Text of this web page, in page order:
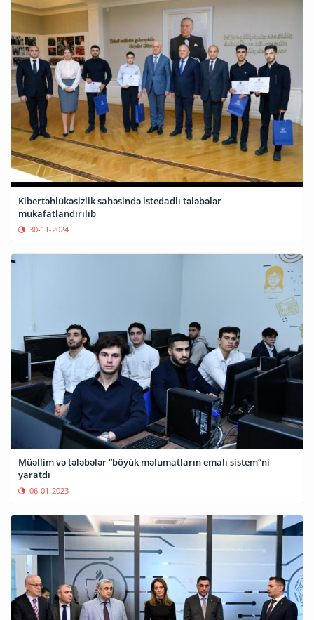
Kibertəhlükəsizlik sahəsində istedadlı tələbələr
mükafatlandırılıb
30-11-2024
Müəllim və tələbələr “böyük məlumatların emalı sistem”ni
yaratdı
06-01-2023